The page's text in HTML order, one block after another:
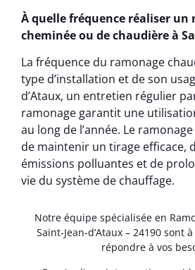
À quelle fréquence réaliser un
cheminée ou de chaudière à
La fréquence du ramonage
type d’installation et de son
d’Ataux, un entretien régulier
ramonage garantit une
au long de l’année. Le
de maintenir un tirage efficace,
émissions polluantes et de
vie du système de chauffage.
Notre équipe spécialisée en
Saint-Jean-d’Ataux – 24190 sont
répondre à vos